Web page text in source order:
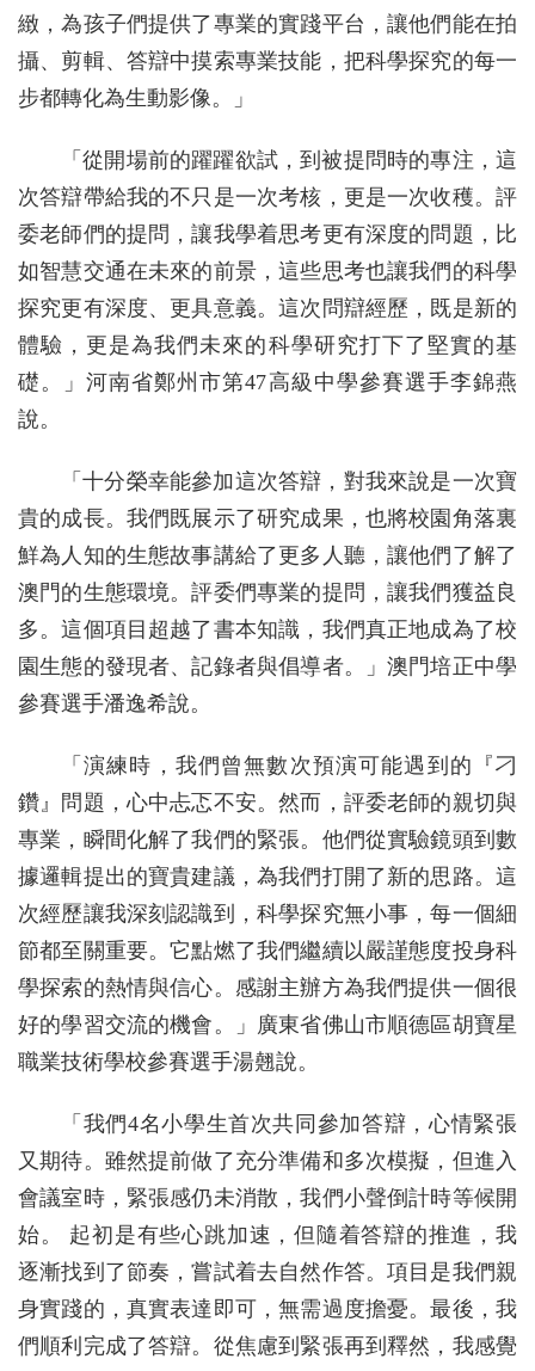
緻，為孩子們提供了專業的實踐平台，讓他們能在拍
攝、剪輯、答辯中摸索專業技能，把科學探究的每一
步都轉化為生動影像。」
「從開場前的躍躍欲試，到被提問時的專注，這
次答辯帶給我的不只是一次考核，更是一次收穫。評
委老師們的提問，讓我學着思考更有深度的問題，比
如智慧交通在未來的前景，這些思考也讓我們的科學
探究更有深度、更具意義。這次問辯經歷，既是新的
體驗，更是為我們未來的科學研究打下了堅實的基
礎。」河南省鄭州市第47高級中學參賽選手李錦燕
說。
「十分榮幸能參加這次答辯，對我來說是一次寶
貴的成長。我們既展示了研究成果，也將校園角落裏
鮮為人知的生態故事講給了更多人聽，讓他們了解了
澳門的生態環境。評委們專業的提問，讓我們獲益良
多。這個項目超越了書本知識，我們真正地成為了校
園生態的發現者、記錄者與倡導者。」澳門培正中學
參賽選手潘逸希說。
「演練時，我們曾無數次預演可能遇到的『刁
鑽』問題，心中忐忑不安。然而，評委老師的親切與
專業，瞬間化解了我們的緊張。他們從實驗鏡頭到數
據邏輯提出的寶貴建議，為我們打開了新的思路。這
次經歷讓我深刻認識到，科學探究無小事，每一個細
節都至關重要。它點燃了我們繼續以嚴謹態度投身科
學探索的熱情與信心。感謝主辦方為我們提供一個很
好的學習交流的機會。」廣東省佛山市順德區胡寶星
職業技術學校參賽選手湯翹說。
「我們4名小學生首次共同參加答辯，心情緊張
又期待。雖然提前做了充分準備和多次模擬，但進入
會議室時，緊張感仍未消散，我們小聲倒計時等候開
始。 起初是有些心跳加速，但隨着答辯的推進，我
逐漸找到了節奏，嘗試着去自然作答。項目是我們親
身實踐的，真實表達即可，無需過度擔憂。最後，我
們順利完成了答辯。從焦慮到緊張再到釋然，我感覺